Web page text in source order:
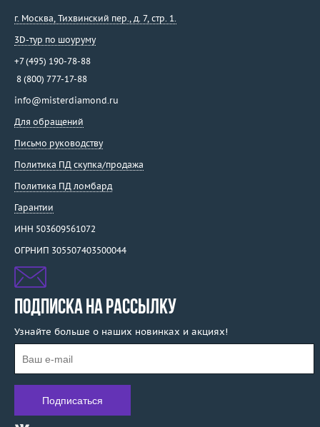
г. Москва, Тихвинский пер., д. 7, стр. 1.
3D-тур по шоуруму
+7 (495) 190-78-88
8 (800) 777-17-88
info@misterdiamond.ru
Для обращений
Письмо руководству
Политика ПД скупка/продажа
Политика ПД ломбард
Гарантии
ИНН 503609561072
ОГРНИП 305507403500044
ПОДПИСКА НА РАССЫЛКУ
Узнайте больше о наших новинках и акциях!